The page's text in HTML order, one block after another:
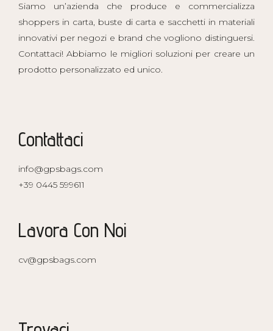
Siamo un’azienda che produce e commercializza
shoppers in carta, buste di carta e sacchetti in materiali
innovativi per negozi e brand che vogliono distinguersi.
Contattaci! Abbiamo le migliori soluzioni per creare un
prodotto personalizzato ed unico.
Contattaci
info@gpsbags.com
+39 0445 599611
Lavora Con Noi
cv@gpsbags.com